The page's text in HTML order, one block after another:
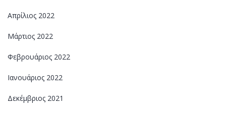
Απρίλιος 2022
Μάρτιος 2022
Φεβρουάριος 2022
Ιανουάριος 2022
Δεκέμβριος 2021